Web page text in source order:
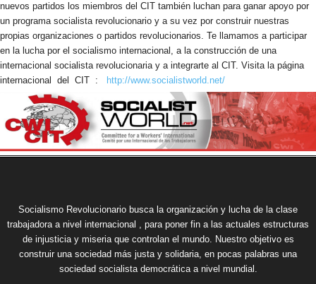
nuevos partidos los miembros del CIT también luchan para ganar apoyo por
un programa socialista revolucionario y a su vez por construir nuestras
propias organizaciones o partidos revolucionarios. Te llamamos a participar
en la lucha por el socialismo internacional, a la construcción de una
internacional socialista revolucionaria y a integrarte al CIT. Visita la página
internacional del CIT :
http://www.socialistworld.net/
Socialismo Revolucionario busca la organización y lucha de la clase
trabajadora a nivel internacional , para poner fin a las actuales estructuras
de injusticia y miseria que controlan el mundo. Nuestro objetivo es
construir una sociedad más justa y solidaria, en pocas palabras una
sociedad socialista democrática a nivel mundial.